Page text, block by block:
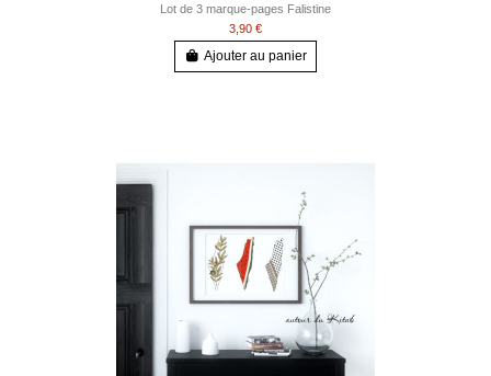
Lot de 3 marque-pages Falistine
3,90 €
Ajouter au panier